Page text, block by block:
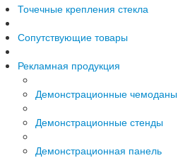
Точечные крепления стекла
Сопутствующие товары
Рекламная продукция
Демонстрационные чемоданы
Демонстрационные стенды
Демонстрационная панель